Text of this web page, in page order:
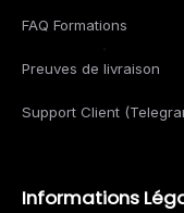
FAQ Formations
Preuves de livraison
Support Client
Informations